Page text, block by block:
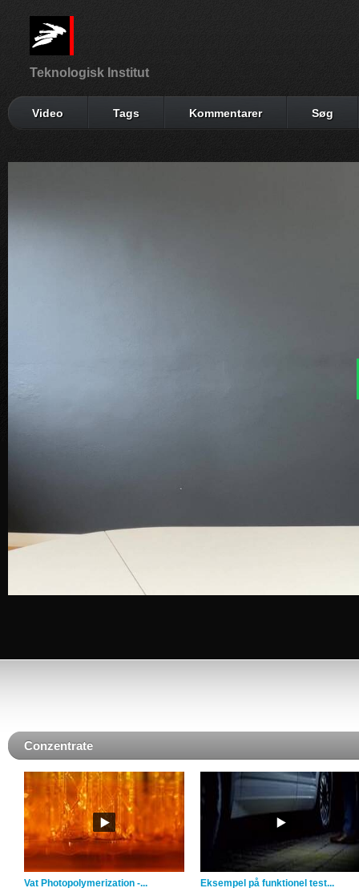
Teknologisk Institut
Video Tags Kommentarer Søg
Conzentrate
Vat Photopolymerization -... Eksempel på funktionel test...